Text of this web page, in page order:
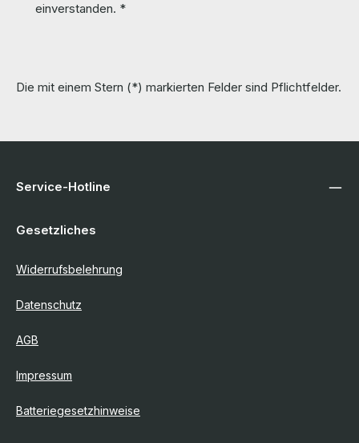
einverstanden. *
Die mit einem Stern (*) markierten Felder sind Pflichtfelder.
Service-Hotline
Gesetzliches
Widerrufsbelehrung
Datenschutz
AGB
Impressum
Batteriegesetzhinweise